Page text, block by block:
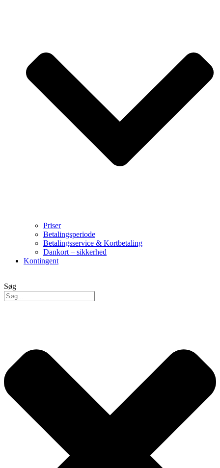
Priser
Betalingsperiode
Betalingsservice & Kortbetaling
Dankort – sikkerhed
Kontingent
Søg